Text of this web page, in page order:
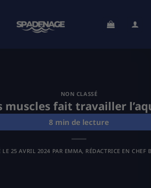
NON CLASSÉ
muscles fait travailler
LE 25 AVRIL 2024 PAR EMMA, RÉDACTRICE EN CHEF